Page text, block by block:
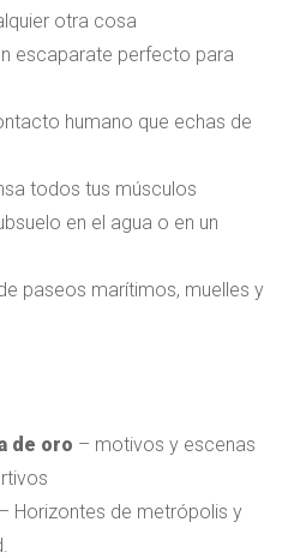
otra cosa
escaparate perfecto para
humano que echas de
todos tus músculos
en el agua o en un
paseos marítimos, muelles y
de oro – motivos y escenas
– Horizontes de metrópolis y